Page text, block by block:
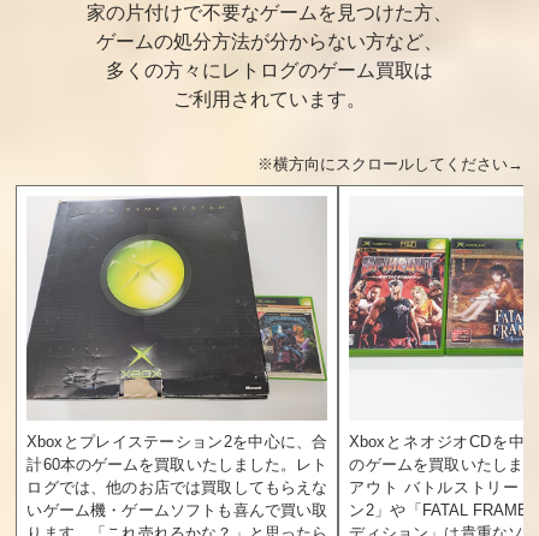
家の片付けで不要なゲームを見つけた方、
ゲームの処分方法が分からない方など、
多くの方々にレトログのゲーム買取は
ご利用されています。
※横方向にスクロールしてください→
Xboxとプレイステーション2を中心に、合
計60本のゲームを買取いたしました。レト
ログでは、他のお店では買取してもらえな
いゲーム機・ゲームソフトも喜んで買い取
XboxとネオジオCDを中
のゲームを買取いたしま
アウト バトルストリー
ン2」や「FATAL FRAME